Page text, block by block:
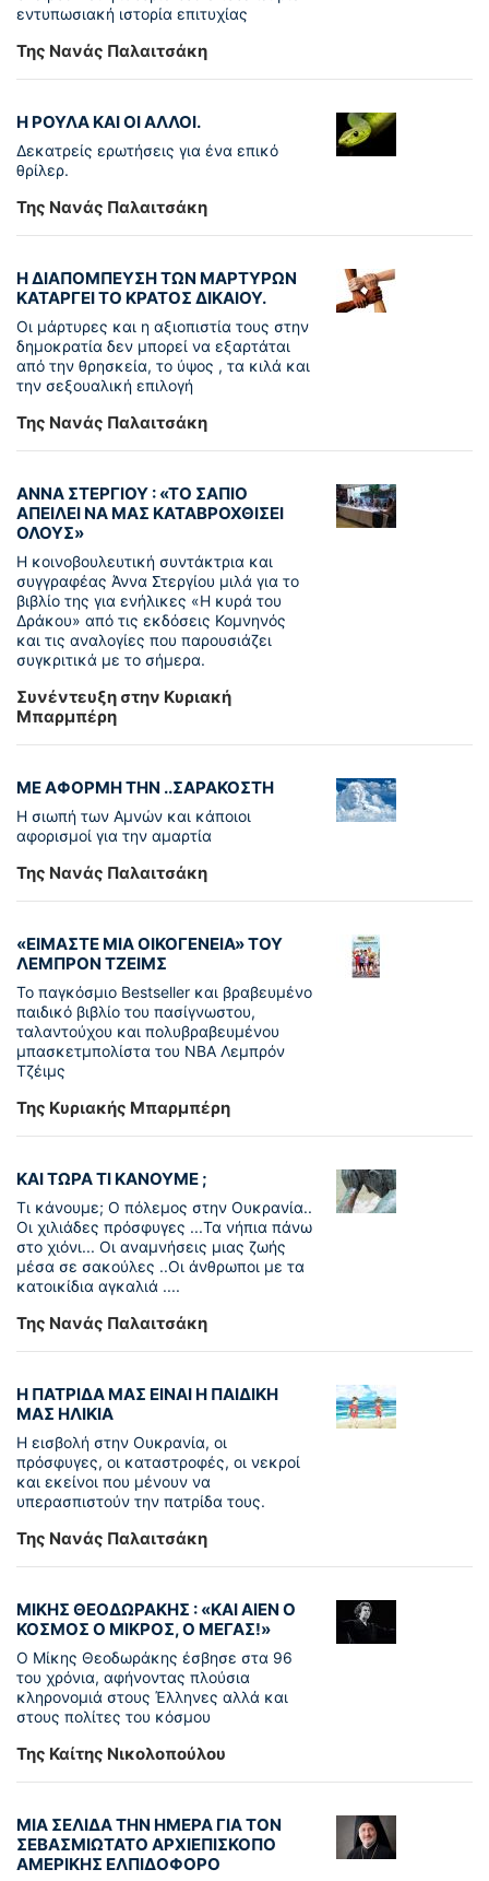
εντυπωσιακή ιστορία επιτυχίας
Της Νανάς Παλαιτσάκη
Η ΡΟΥΛΑ ΚΑΙ ΟΙ ΑΛΛΟΙ.
Δεκατρείς ερωτήσεις για ένα επικό
θρίλερ.
Της Νανάς Παλαιτσάκη
Η ΔΙΑΠΟΜΠΕΥΣΗ ΤΩΝ ΜΑΡΤΥΡΩΝ
ΚΑΤΑΡΓΕΙ ΤΟ ΚΡΑΤΟΣ ΔΙΚΑΙΟΥ.
Οι μάρτυρες και η αξιοπιστία τους στην
δημοκρατία δεν μπορεί να εξαρτάται
από την θρησκεία, το ύψος , τα κιλά και
την σεξουαλική επιλογή
Της Νανάς Παλαιτσάκη
ΑΝΝΑ ΣΤΕΡΓΙΟΥ : «ΤΟ ΣΑΠΙΟ
ΑΠΕΙΛΕΙ ΝΑ ΜΑΣ ΚΑΤΑΒΡΟΧΘΙΣΕΙ
ΟΛΟΥΣ»
Η κοινοβουλευτική συντάκτρια και
συγγραφέας Άννα Στεργίου μιλά για το
βιβλίο της για ενήλικες «Η κυρά του
Δράκου» από τις εκδόσεις Κομνηνός
και τις αναλογίες που παρουσιάζει
συγκριτικά με το σήμερα.
Συνέντευξη στην Κυριακή
Μπαρμπέρη
ΜΕ ΑΦΟΡΜΗ ΤΗΝ ..ΣΑΡΑΚΟΣΤΗ
Η σιωπή των Αμνών και κάποιοι
αφορισμοί για την αμαρτία
Της Νανάς Παλαιτσάκη
«ΕΙΜΑΣΤΕ ΜΙΑ ΟΙΚΟΓΕΝΕΙΑ» ΤΟΥ
ΛΕΜΠΡΟΝ ΤΖΕΙΜΣ
To παγκόσµιο Bestseller και βραβευµένο
παιδικό βιβλίο του πασίγνωστου,
ταλαντούχου και πολυβραβευµένου
µπασκετµπολίστα του NBA Λεµπρόν
Τζέιμς
Της Κυριακής Μπαρμπέρη
ΚΑΙ ΤΩΡΑ ΤΙ ΚΑΝΟΥΜΕ ;
Τι κάνουμε; Ο πόλεμος στην Ουκρανία..
Οι χιλιάδες πρόσφυγες ...Τα νήπια πάνω
στο χιόνι... Οι αναμνήσεις μιας ζωής
μέσα σε σακούλες ..Οι άνθρωποι με τα
κατοικίδια αγκαλιά ....
Της Νανάς Παλαιτσάκη
Η ΠΑΤΡΙΔΑ ΜΑΣ ΕΙΝΑΙ Η ΠΑΙΔΙΚΗ
ΜΑΣ ΗΛΙΚΙΑ
Η εισβολή στην Ουκρανία, οι
πρόσφυγες, οι καταστροφές, οι νεκροί
και εκείνοι που μένουν να
υπερασπιστούν την πατρίδα τους.
Της Νανάς Παλαιτσάκη
ΜΙΚΗΣ ΘΕΟΔΩΡΑΚΗΣ : «KAI ΑΙΕΝ Ο
ΚΟΣΜΟΣ Ο ΜΙΚΡΟΣ, Ο ΜΕΓΑΣ!»
Ο Μίκης Θεοδωράκης έσβησε στα 96
του χρόνια, αφήνοντας πλούσια
κληρονομιά στους Έλληνες αλλά και
στους πολίτες του κόσμου
Της Καίτης Νικολοπούλου
ΜΙΑ ΣΕΛΙΔΑ ΤΗΝ ΗΜΕΡΑ ΓΙΑ ΤΟΝ
ΣΕΒΑΣΜΙΩΤΑΤΟ ΑΡΧΙΕΠΙΣΚΟΠΟ
ΑΜΕΡΙΚΗΣ ΕΛΠΙΔΟΦΟΡΟ